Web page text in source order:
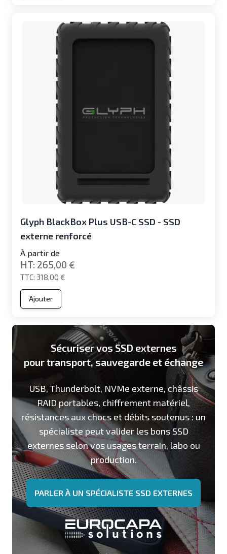
Glyph BlackBox Plus USB-C SSD - SSD
externe renforcé
À partir de
318,00 €
265,00 €
Ajouter
Sécuriser vos SSD externes
pour transport, sauvegarde et échange
USB, Thunderbolt, NVMe externe, châssis
RAID portables, chiffrement matériel,
résistances aux chocs et débits soutenus : un
spécialiste peut valider les bons SSD
externes selon vos usages terrain, labo ou
production.
PARLER À UN SPÉCIALISTE SSD EXTERNES